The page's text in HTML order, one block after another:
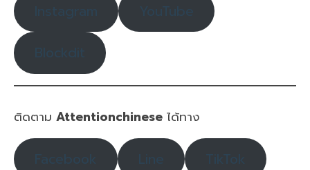
Instagram YouTube
Blockdit
ติดตาม Attentionchinese ได้ทาง
Facebook Line TikTok